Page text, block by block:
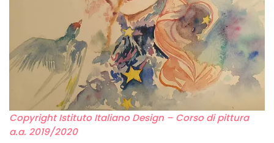
Copyright Istituto Italiano Design – Corso di pittura
a.a. 2019/2020